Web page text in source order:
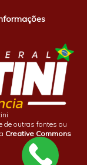
de outras fontes ou
Creative Commons